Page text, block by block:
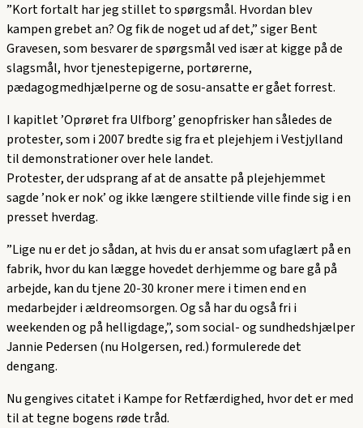
”Kort fortalt har jeg stillet to spørgsmål. Hvordan blev
kampen grebet an? Og fik de noget ud af det,” siger Bent
Gravesen, som besvarer de spørgsmål ved især at kigge på de
slagsmål, hvor tjenestepigerne, portørerne,
pædagogmedhjælperne og de sosu-ansatte er gået forrest.
I kapitlet ’Oprøret fra Ulfborg’ genopfrisker han således de
protester, som i 2007 bredte sig fra et plejehjem i Vestjylland
til demonstrationer over hele landet.
Protester, der udsprang af at de ansatte på plejehjemmet
sagde ’nok er nok’ og ikke længere stiltiende ville finde sig i en
presset hverdag.
”Lige nu er det jo sådan, at hvis du er ansat som ufaglært på en
fabrik, hvor du kan lægge hovedet derhjemme og bare gå på
arbejde, kan du tjene 20-30 kroner mere i timen end en
medarbejder i ældreomsorgen. Og så har du også fri i
weekenden og på helligdage,”, som social- og sundhedshjælper
Jannie Pedersen (nu Holgersen, red.) formulerede det
dengang.
Nu gengives citatet i Kampe for Retfærdighed, hvor det er med
til at tegne bogens røde tråd.